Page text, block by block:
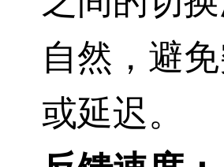
自然，避
或延迟。